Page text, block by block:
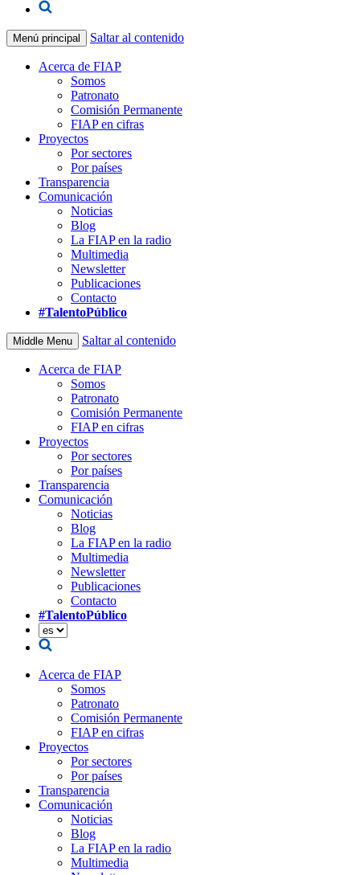
Menú principal Saltar al contenido
Acerca de FIAP
Somos
Patronato
Comisión Permanente
FIAP en cifras
Proyectos
Por sectores
Por países
Transparencia
Comunicación
Noticias
Blog
La FIAP en la radio
Multimedia
Newsletter
Publicaciones
Contacto
#TalentoPúblico
Middle Menu Saltar al contenido
Acerca de FIAP
Somos
Patronato
Comisión Permanente
FIAP en cifras
Proyectos
Por sectores
Por países
Transparencia
Comunicación
Noticias
Blog
La FIAP en la radio
Multimedia
Newsletter
Publicaciones
Contacto
#TalentoPúblico
Acerca de FIAP
Somos
Patronato
Comisión Permanente
FIAP en cifras
Proyectos
Por sectores
Por países
Transparencia
Comunicación
Noticias
Blog
La FIAP en la radio
Multimedia